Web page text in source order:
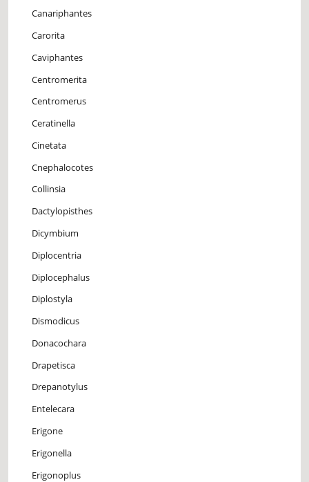
Canariphantes
Carorita
Caviphantes
Centromerita
Centromerus
Ceratinella
Cinetata
Cnephalocotes
Collinsia
Dactylopisthes
Dicymbium
Diplocentria
Diplocephalus
Diplostyla
Dismodicus
Donacochara
Drapetisca
Drepanotylus
Entelecara
Erigone
Erigonella
Erigonoplus